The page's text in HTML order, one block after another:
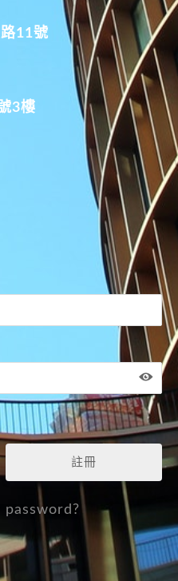
11號
3樓
註冊
password?